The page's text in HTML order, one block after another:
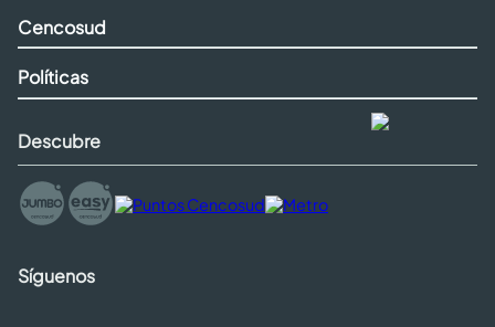
Cencosud
Políticas
Descubre
Síguenos